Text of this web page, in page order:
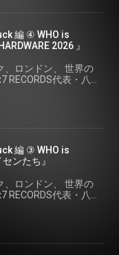
味を増しつつも
々の心を掴み、勇
shinoyama_pushim/
✅＜24×7
せるなど、更に活動の
。Zepp5箇所全10公
や大
深呼吸』をリリー
2021 ”深呼吸”と題
バム「Dialogue」を
「REBEL」の精神
気付け続けてい
✅＜Official
✅＜24×7
(SIDE. A)』 ゲス
始。その歌声を聞く
Voice!(=力強
と形容されるプレミ
エ”として、今やジャ
座を確固たるもの
も圧倒的な歌唱力
。Zepp5箇所全10公
や大
深呼吸』をリリー
2021 ”深呼吸”と題
バム「Dialogue」を
編 ④ WHO is
2026 』
、ロンドン、 世界の
RECORDS代表・八
』。 4th
(REBEL DREAD
DREAD
、ロンドン・キング
」にて出会った、エ
グレーベル
STUSSYが担うな
・レッツと共に
編 ③ WHO is
ンたち』
、ロンドン、 世界の
RECORDS代表・八
』。 4th